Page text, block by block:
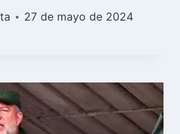
27 de mayo de 2024